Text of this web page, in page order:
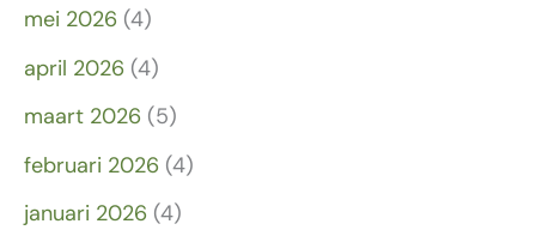
mei 2026 (4)
april 2026 (4)
maart 2026 (5)
februari 2026 (4)
januari 2026 (4)